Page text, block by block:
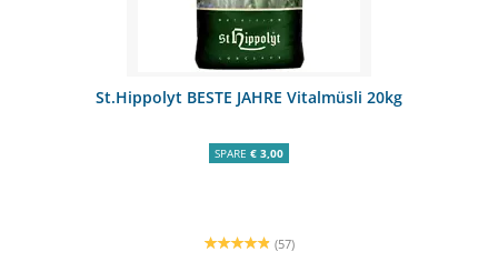
St.Hippolyt BESTE JAHRE Vitalmüsli 20kg
SPARE € 3,00
(57)